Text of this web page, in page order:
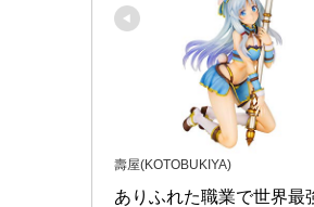
壽屋(KOTOBUKIYA)
ありふれた職業で世界最